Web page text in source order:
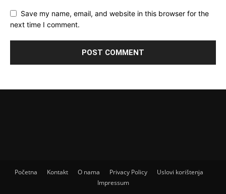
Save my name, email, and website in this browser for the
next time I comment.
Početna Kontakt O nama Privacy Policy
Uslovi korištenja
Impressum